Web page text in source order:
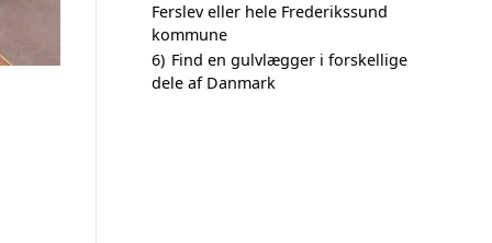
Ferslev eller hele Frederikssund
kommune
6) Find en gulvlægger i forskellige
dele af Danmark